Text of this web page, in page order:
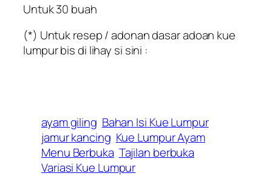
Untuk 30 buah
(*) Untuk resep / adonan dasar adoan kue
lumpur bis di lihay si sini :
ayam giling Bahan Isi Kue Lumpur
jamur kancing Kue Lumpur Ayam
Menu Berbuka Tajilan berbuka
Variasi Kue Lumpur